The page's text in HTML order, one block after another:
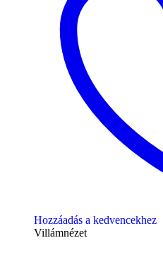
Hozzáadás a kedvencekhez
Villámnézet